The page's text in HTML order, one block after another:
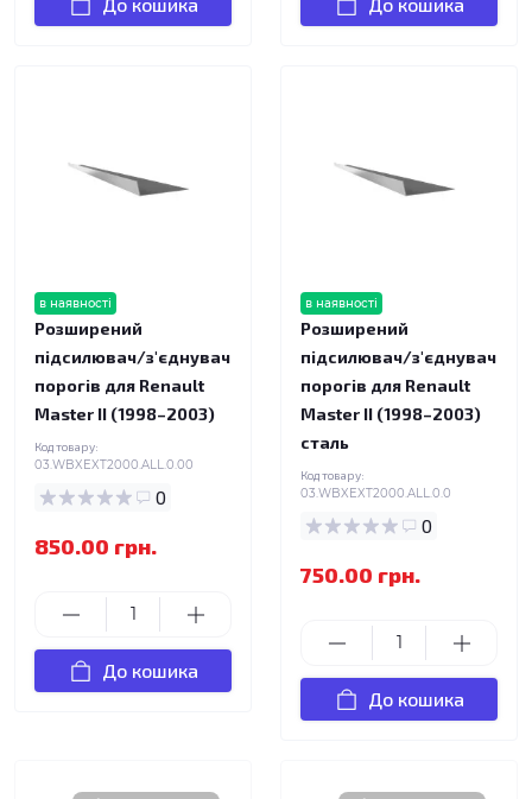
в наявності
Розширений
підсилювач/з'єднувач
порогів для Renault
Master II (1998–2003)
Код товару:
03.WBXEXT2000.ALL.0.00
0
850.00 грн.
До кошика
в наявності
Розширений
підсилювач/з'єднувач
порогів для Renault
Master II (1998–2003)
сталь
Код товару:
03.WBXEXT2000.ALL.0.0
0
750.00 грн.
До кошика